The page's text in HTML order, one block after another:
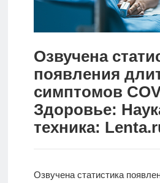
Новости
Родителям
О
нас
Версия для
слабовидящих
Озвучена
появления
симптомов
Здоровье:
техника:
Озвучена статистика